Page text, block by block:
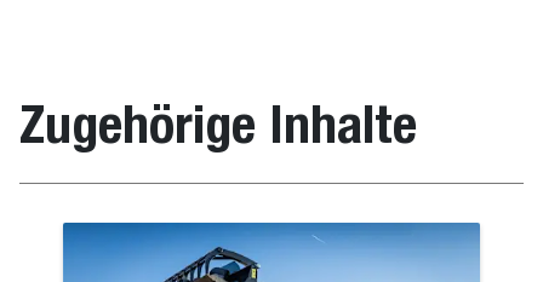
Zugehörige Inhalte